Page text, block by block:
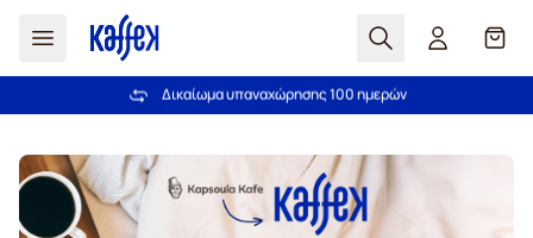
Αναζήτηση
Δωρεάν αποστολή άνω των 49,00€
Δικαίωμα υπαναχώρησης 100 ημερών